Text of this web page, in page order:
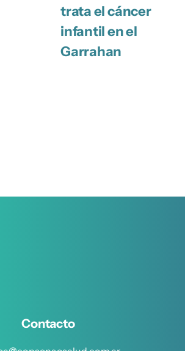
trata el cáncer
infantil en el
Garrahan
Contacto